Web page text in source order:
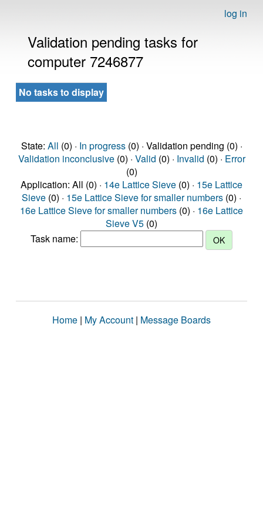
log in
Validation pending tasks for
computer 7246877
No tasks to display
State: All (0) · In progress(0) · Validation pending (0) ·
Validation inconclusive(0) · Valid (0) · Invalid (0) · Error
(0)
Application: All (0) · 14e Lattice Sieve (0) · 15e Lattice
Sieve (0) · 15e Lattice Sieve for smaller numbers (0) ·
16e Lattice Sieve for smaller numbers (0) · 16e Lattice
Sieve V5 (0)
Task name:
Home | My Account | Message Boards